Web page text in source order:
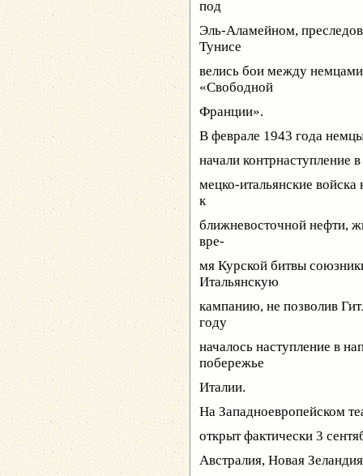
под
Эль-Аламейном,
Тунисе
велись бои между
«Свободной
Франции».
В феврале 1943 года
начали контрнаступление
мецко-итальянские
к
ближневосточной нефти,
вре-
мя Курской битвы
Итальянскую
кампанию, не позволив
году
началось наступление в
побережье
Италии.
На Западноевропейском
открыт фактически 3
Австралия, Новая